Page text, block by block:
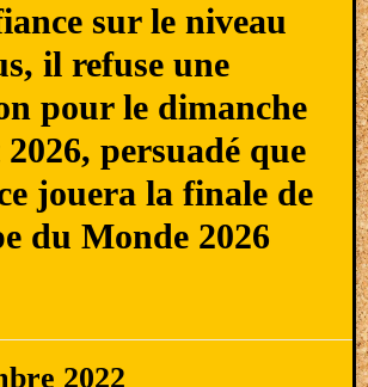
sur le niveau
il refuse une
pour le dimanche
persuadé que
jouera la finale de
du Monde 2026
2022